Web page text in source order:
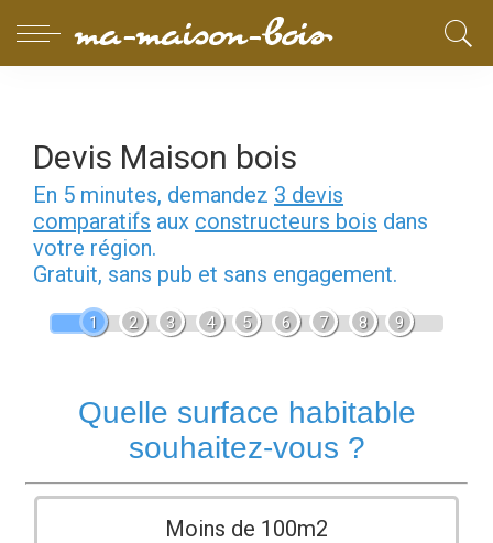
Devis Maison bois
En 5 minutes, demandez 3 devis
comparatifs aux constructeurs bois dans
votre région.
Gratuit, sans pub et sans engagement.
1 2 3 4 5 6 7 8 9
Quelle surface habitable
souhaitez-vous ?
Moins de 100m2